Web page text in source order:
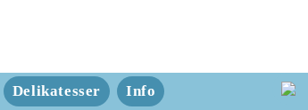
Delikatesser Info